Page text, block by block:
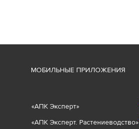
МОБИЛЬНЫЕ ПРИЛОЖЕНИЯ
«АПК Эксперт»
«АПК Эксперт. Растениеводство»